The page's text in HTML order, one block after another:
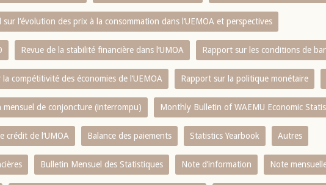
l‘évolution des prix à la consommation dans l‘UEMOA et perspectives
Revue de la stabilité financière dans l‘UMOA Rapport sur les conditions de
compétitivité des économies de l‘UEMOA Rapport sur la politique monétaire
mensuel de conjoncture (interrompu) Monthly Bulletin of WAEMU Economic
crédit de l‘UMOA Balance des paiements Statistics Yearbook Autres
Bulletin Mensuel des Statistiques Note d’information Note